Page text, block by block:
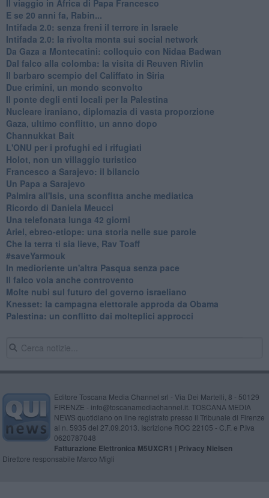
Il viaggio in Africa di Papa Francesco
E se 20 anni fa, Rabin...
Intifada 2.0: senza freni il terrore in Israele
Intifada 2.0: la rivolta monta sui social network
Da Gaza a Montecatini: colloquio con Nidaa Badwan
Dal falco alla colomba: la visita di Reuven Rivlin
Il barbaro scempio del Califfato in Siria
Due crimini, un mondo sconvolto
Il ponte degli enti locali per la Palestina
Nucleare iraniano, diplomazia di vasta proporzione
Gaza, ultimo conflitto, un anno dopo
Channukkat Bait
L'ONU per i profughi ed i rifugiati
Holot, non un villaggio turistico
Francesco a Sarajevo: il bilancio
Un Papa a Sarajevo
Palmira all'Isis, una sconfitta anche mediatica
Ricordo di Daniela Meucci
​Una telefonata lunga 42 giorni
​Ariel, ebreo-etiope: una storia nelle sue parole
Che la terra ti sia lieve, Rav Toaff
​#saveYarmouk
​In medioriente un'altra Pasqua senza pace
​Il falco vola anche controvento
Molte nubi sul futuro del governo israeliano
Knesset: la campagna elettorale approda da Obama
Palestina: un conflitto dai molteplici approcci
Editore Toscana Media Channel srl - Via Dei Martelli, 8 - 50129
FIRENZE - info@toscanamediachannel.it. TOSCANA MEDIA
NEWS quotidiano on line registrato presso il Tribunale di Firenze
al n. 5935 del 27.09.2013. Iscrizione ROC 22105 - C.F. e P.Iva
0620787048
Fatturazione Elettronica M5UXCR1 | Privacy Nielsen
Direttore responsabile Marco Migli